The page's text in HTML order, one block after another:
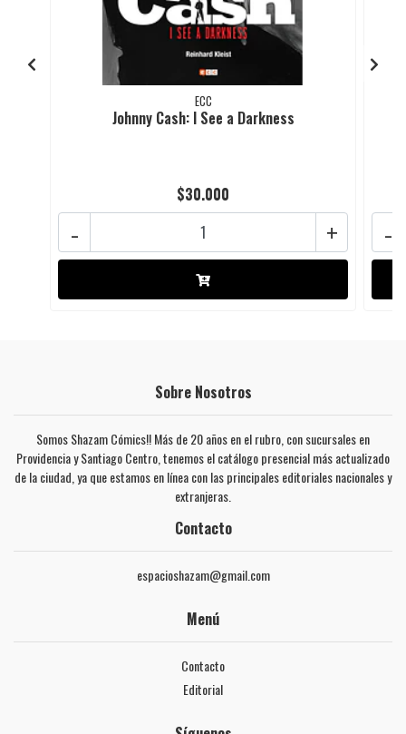
ECC
Johnny Cash: I See a Darkness
$30.000
+
- -
Sobre Nosotros
Somos Shazam Cómics!! Más de 20 años en el rubro, con sucursales en
Providencia y Santiago Centro, tenemos el catálogo presencial más actualizado
de la ciudad, ya que estamos en línea con las principales editoriales nacionales y
extranjeras.
Contacto
espacioshazam@gmail.com
Menú
Contacto
Editorial